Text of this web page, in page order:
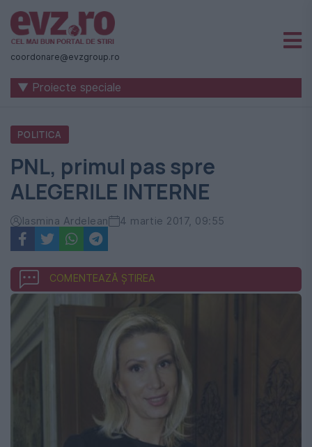
Știri
naționale
internaționale
România
-
Evenimentul
Zilei
coordonare@evzgroup.ro
▼ Proiecte speciale
POLITICA
PNL, primul pas spre
ALEGERILE INTERNE
Iasmina Ardelean 4 martie 2017, 09:55
COMENTEAZĂ ȘTIREA